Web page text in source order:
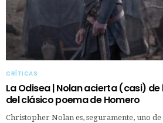
CRÍTICAS
La Odisea | Nolan acierta (casi)
del clásico poema de Homero
Christopher Nolan es, seguramente, uno